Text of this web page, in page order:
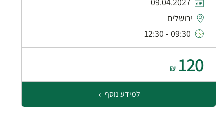
09.04.2027
ירושלים
09:30 - 12:30
120
₪
למידע נוסף